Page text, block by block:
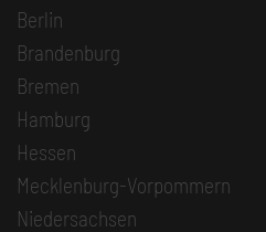
Berlin
Brandenburg
Bremen
Hamburg
Hessen
Mecklenburg-Vorpommern
Niedersachsen